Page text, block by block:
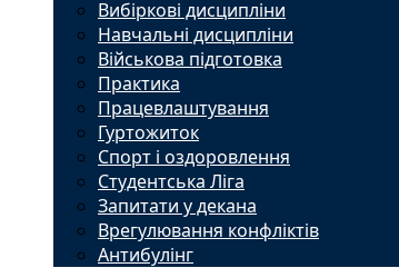
Вибіркові дисципліни
Навчальні дисципліни
Військова підготовка
Практика
Працевлаштування
Гуртожиток
Спорт і оздоровлення
Студентська Ліга
Запитати у декана
Врегулювання конфліктів
Антибулінг